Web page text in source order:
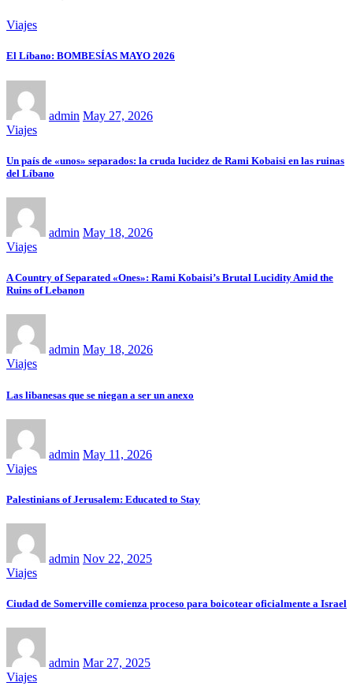
Viajes
El Líbano: BOMBESÍAS MAYO 2026
admin May 27, 2026
Viajes
Un país de «unos» separados: la cruda lucidez de Rami Kobaisi en las ruinas
del Líbano
admin May 18, 2026
Viajes
A Country of Separated «Ones»: Rami Kobaisi’s Brutal Lucidity Amid the
Ruins of Lebanon
admin May 18, 2026
Viajes
Las libanesas que se niegan a ser un anexo
admin May 11, 2026
Viajes
Palestinians of Jerusalem: Educated to Stay
admin Nov 22, 2025
Viajes
Ciudad de Somerville comienza proceso para boicotear oficialmente a Israel
admin Mar 27, 2025
Viajes